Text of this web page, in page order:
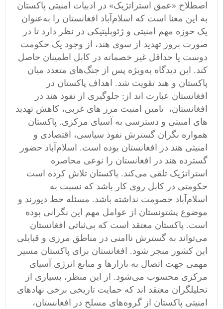
اصطلاح «عمق استراتژیک» در ادبیات امنیتی پاکستان
به این معنا است که اسلام‌آباد افغانستان را به‌عنوان
یک حوزه مهم امنیتی و ژئوپلیتیکی در نظر دارد تا در
صورت بروز تهدید از سوی هند، از وجود یک حکومت
دوست یا حداقل غیر خصمانه در کابل اطمینان حاصل
کند. این دیدگاه به‌ویژه پس از جنگ‌های متعدد میان
پاکستان و هند تقویت شد. اهداف پاکستان در
افغانستان عبارت اند از: جلوگیری از نفوذ هند در
افغانستان، تامین امنیت مرز های غربی، کاهش تهدید
های امنیتی و دسترسی به آسیای مرکزی. پاکستان
همواره نگران گسترش نفوذ سیاسی، اقتصادی و
امنیتی هند در افغانستان بوده است. اسلام‌آباد حضور
گسترده هند در افغانستان را نوعی محاصره
استراتژیک تلقی می‌کند. پاکستان تلاش کرده است
حکومتی در کابل روی کار باشد که نسبت به
اسلام‌آباد خصومت نداشته باشد. مسئله خط دیورند و
موضوع پشتونستان از عوامل مهم این نگرانی بوده
است. پاکستان معتقد است که بی‌ثباتی افغانستان
می‌تواند به گسترش ناامنی در مناطق مرزی و قبایلی
این کشور منجر شود. افغانستان برای پاکستان مسیر
مهمی جهت اتصال به بازارها و منابع انرژی آسیای
مرکزی محسوب می‌شود. از این منظر، بسیاری از
تحلیلگران معتقد اند که حمایت تاریخی برخی نهادهای
امنیتی پاکستان از گروه‌های مسلح در افغانستان،